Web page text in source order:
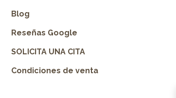
Blog
Reseñas Google
SOLICITA UNA CITA
Condiciones de venta